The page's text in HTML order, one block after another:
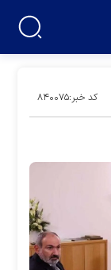
کد خبر:۸۴۰۰۷۵